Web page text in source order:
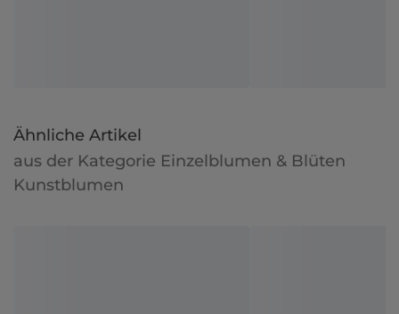
Ähnliche Artikel
aus der Kategorie Einzelblumen & Blüten
Kunstblumen